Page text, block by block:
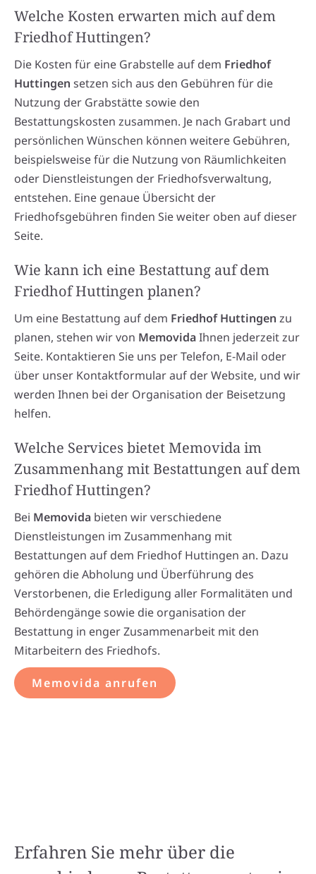
Welche Kosten erwarten mich auf dem
Friedhof Huttingen?
Die Kosten für eine Grabstelle auf dem Friedhof
Huttingen setzen sich aus den Gebühren für die
Nutzung der Grabstätte sowie den
Bestattungskosten zusammen. Je nach Grabart und
persönlichen Wünschen können weitere Gebühren,
beispielsweise für die Nutzung von Räumlichkeiten
oder Dienstleistungen der Friedhofsverwaltung,
entstehen. Eine genaue Übersicht der
Friedhofsgebühren finden Sie weiter oben auf dieser
Seite.
Wie kann ich eine Bestattung auf dem
Friedhof Huttingen planen?
Um eine Bestattung auf dem Friedhof Huttingen zu
planen, stehen wir von MemovidaIhnen jederzeit zur
Seite. Kontaktieren Sie uns per Telefon, E-Mail oder
über unser Kontaktformular auf der Website, und wir
werden Ihnen bei der Organisation der Beisetzung
helfen.
Welche Services bietet Memovida im
Zusammenhang mit Bestattungen auf dem
Friedhof Huttingen?
Bei Memovida bieten wir verschiedene
Dienstleistungen im Zusammenhang mit
Bestattungen auf dem Friedhof Huttingen an. Dazu
gehören die Abholung und Überführung des
Verstorbenen, die Erledigung aller Formalitäten und
Behördengänge sowie die organisation der
Bestattung in enger Zusammenarbeit mit den
Mitarbeitern des Friedhofs.
Memovida anrufen
Erfahren Sie mehr über die